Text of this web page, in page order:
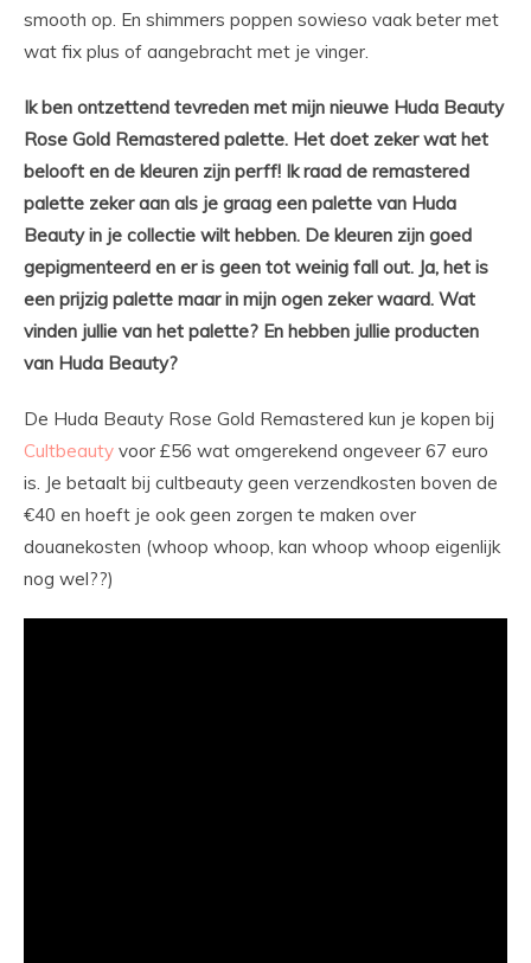
smooth op. En shimmers poppen sowieso vaak beter met
wat fix plus of aangebracht met je vinger.
Ik ben ontzettend tevreden met mijn nieuwe Huda Beauty
Rose Gold Remastered palette. Het doet zeker wat het
belooft en de kleuren zijn perff! Ik raad de remastered
palette zeker aan als je graag een palette van Huda
Beauty in je collectie wilt hebben. De kleuren zijn goed
gepigmenteerd en er is geen tot weinig fall out. Ja, het is
een prijzig palette maar in mijn ogen zeker waard. Wat
vinden jullie van het palette? En hebben jullie producten
van Huda Beauty?
De Huda Beauty Rose Gold Remastered kun je kopen bij
Cultbeauty voor £56 wat omgerekend ongeveer 67 euro
is. Je betaalt bij cultbeauty geen verzendkosten boven de
€40 en hoeft je ook geen zorgen te maken over
douanekosten (whoop whoop, kan whoop whoop eigenlijk
nog wel??)